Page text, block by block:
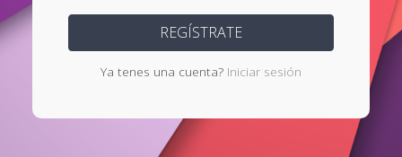
Ya tenes una cuenta? Iniciar sesión